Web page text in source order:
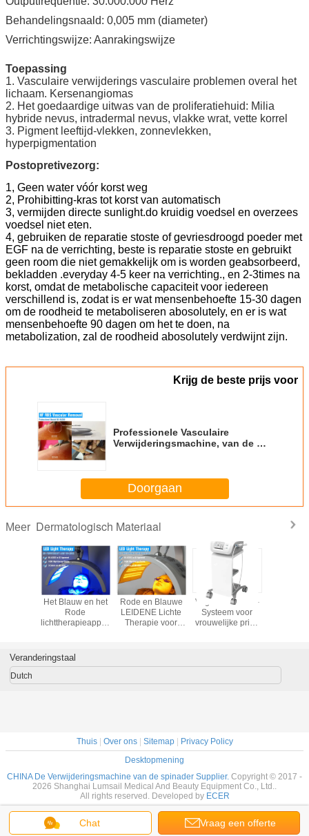
Behandelingsnaald: 0,005 mm (diameter)
Verrichtingswijze: Aanrakingswijze
Toepassing
1. Vasculaire verwijderings vasculaire problemen overal het
lichaam. Kersenangiomas
2. Het goedaardige uitwas van de proliferatiehuid: Milia
hybride nevus, intradermal nevus, vlakke wrat, vette korrel
3. Pigment leeftijd-vlekken, zonnevlekken,
hyperpigmentation
Postopretivezorg:
1, Geen water vóór korst weg
2, Prohibitting-kras tot korst van automatisch
3, vermijden directe sunlight.do kruidig voedsel en overzees
voedsel niet eten.
4, gebruiken de reparatie stoste of gevriesdroogd poeder met
EGF na de verrichting, beste is reparatie stoste en gebruikt
geen room die niet gemakkelijk om is worden geabsorbeerd,
bekladden .everyday 4-5 keer na verrichting., en 2-3times na
korst, omdat de metabolische capaciteit voor iedereen
verschillend is, zodat is er wat mensenbehoefte 15-30 dagen
om de roodheid te metaboliseren abosolutely, en er is wat
mensenbehoefte 90 dagen om het te doen, na
metabolization, zal de roodheid abosolutely verdwijnt zijn.
Krijg de beste prijs voor
Professionele Vasculaire
Verwijderingsmachine, van de de
Doorgaan
Meer Dermatologisch Materiaal
Het Blauw en het
Rode
lichttherapieapparaten
Rode en Blauwe
LEIDENE Lichte
Therapie voor
Vagina die HIFU-
Systeem voor
vrouwelijke privé
Chat Vraag een offerte
Veranderingstaal
Dutch
Thuis| Over ons| Sitemap|
Privacy Policy
Desktopmening
CHINA De Verwijderingsmachine van de spinader Supplier. Copyright © 2017 -
2026 Shanghai Lumsail Medical And Beauty Equipment Co., Ltd..
All rights reserved. Developed by ECER